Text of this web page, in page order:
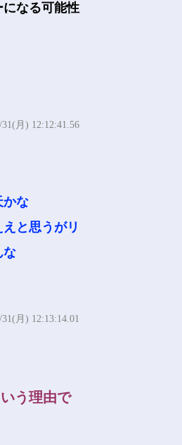
なる可能性
31(月) 12:12:41.56
かな
と思うがリ
な
31(月) 12:13:14.01
う理由で